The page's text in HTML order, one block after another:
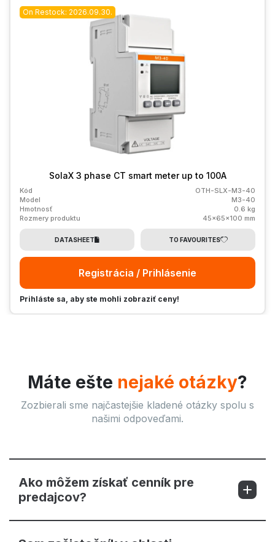
On Restock: 2026.09.30.
SolaX 3 phase CT smart meter up to 100A
Kód
OTH-SLX-M3-40
Model
M3-40
Hmotnosť
0.6 kg
Rozmery produktu
45x65x100 mm
DATASHEET TO FAVOURITES
Registrácia / Prihlásenie
Prihláste sa, aby ste mohli zobraziť ceny!
Máte ešte nejaké otázky?
Zozbierali sme najčastejšie kladené otázky spolu s
našimi odpoveďami.
Ako môžem získať cenník pre
predajcov?